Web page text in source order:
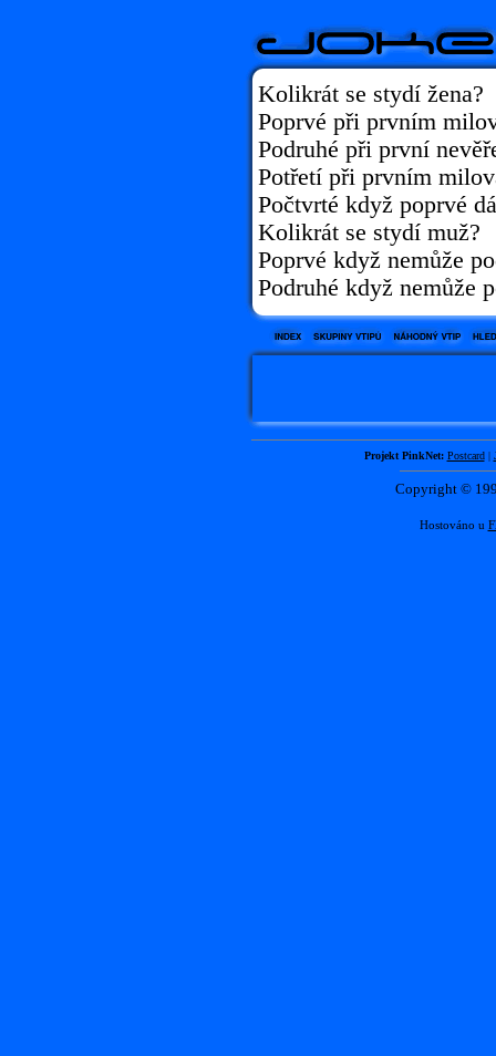
Kolikrát se stydí žena?
Poprvé při prvním
Podruhé při první
Potřetí při prvním
Počtvrté když poprvé
Kolikrát se stydí muž?
Poprvé když nemůže
Podruhé když nemůže
Projekt PinkNet: Postcard|
Copyright ©
Hostováno u